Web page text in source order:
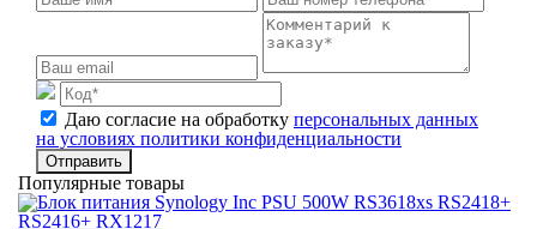
Даю согласие на обработку персональных данных
на условиях политики конфиденциальности
Отправить
Популярные товары